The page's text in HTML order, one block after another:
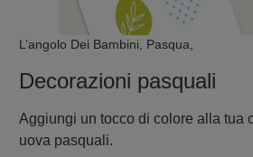
L’angolo Dei Bambini, Pasqua,
Decorazioni pasquali
Aggiungi un tocco di colore alla tua
uova pasquali.